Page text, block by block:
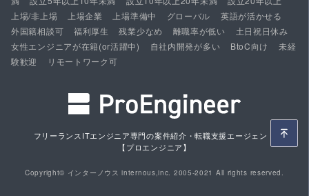
上場/非上場
上場企業 上場準備中 グローバル
英語が活かせる
外国籍相談可
福利厚生 残業少なめ 離職率が低い
土日祝日休み
女性エンジニアが在籍(or活躍中)
自社内開発が多い BtoC向け
未経
験歓迎
リモートワーク可
フリーランスITエンジニア専門の案件紹介・転職支援エージェント
【プロエンジニア】
Copyright© インターノウス internous,inc. 2005-2021 All rights reserved.